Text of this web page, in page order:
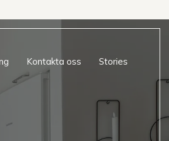
Kontakta oss Stories